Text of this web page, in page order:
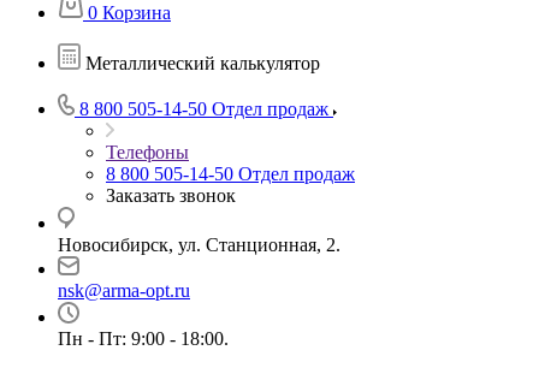
0 Корзина
Металлический калькулятор
8 800 505-14-50 Отдел продаж
Телефоны
8 800 505-14-50 Отдел продаж
Заказать звонок
Новосибирск, ул. Станционная, 2.
nsk@arma-opt.ru
Пн - Пт: 9:00 - 18:00.